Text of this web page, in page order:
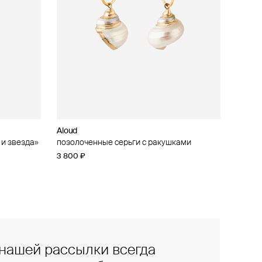
звезда»
Aloud
позолоченные серьги с ракушками
3 800 ₽
рассылки всегда